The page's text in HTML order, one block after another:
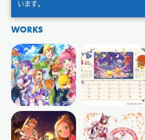
います。
WORKS